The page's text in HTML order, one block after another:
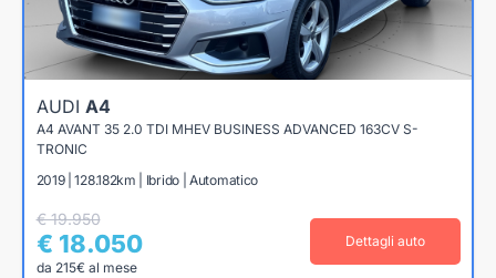
AUDI A4
A4 AVANT 35 2.0 TDI MHEV BUSINESS ADVANCED 163CV S-
TRONIC
2019 | 128.182km | Ibrido | Automatico
€ 19.950
€ 18.050
da 215€ al mese
Dettagli auto